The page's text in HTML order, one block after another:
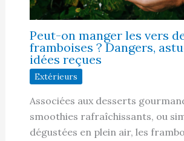
Peut-on manger les vers
framboises ? Dangers,
idées reçues
Extérieurs
Associées aux desserts
smoothies rafraîchissants, ou
dégustées en plein air, les